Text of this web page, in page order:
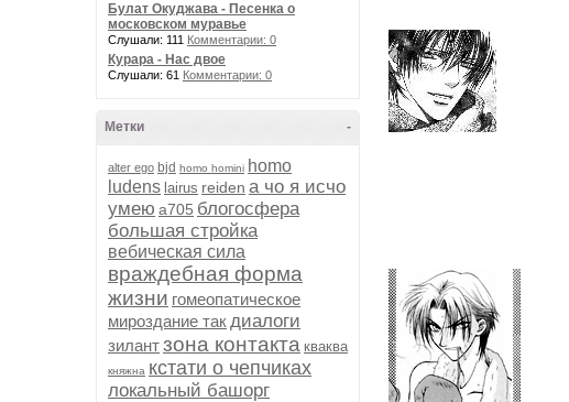
Булат Окуджава - Песенка о
московском муравье
Слушали: 111 Комментарии: 0
Курара - Нас двое
Слушали: 61 Комментарии: 0
-
Метки
alter ego bjd homo homini homo
ludens lairus reiden а чо я исчо
умею а705 блогосфера
большая стройка
вебическая сила
враждебная форма
жизни гомеопатическое
мироздание такдиалоги
зилантзона контакта кваква
княжна кстати о чепчиках
локальный башорг